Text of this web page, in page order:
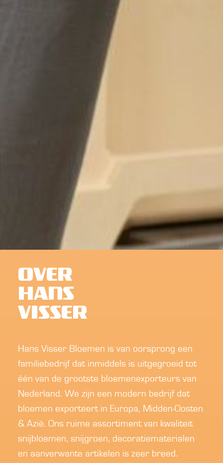
OVER
HANS
VISSER
Hans Visser Bloemen is van oorsprong een
familiebedrijf dat inmiddels is uitgegroeid tot
één van de grootste bloemenexporteurs van
Nederland. We zijn een modern bedrijf dat
bloemen exporteert in Europa, Midden-Oosten
& Azië. Ons ruime assortiment van kwaliteit
snijbloemen, snijgroen, decoratiematerialen
en aanverwante artikelen is zeer breed.